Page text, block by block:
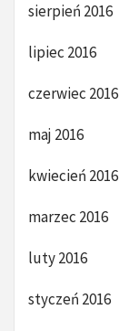
sierpień 2016
lipiec 2016
czerwiec 2016
maj 2016
kwiecień 2016
marzec 2016
luty 2016
styczeń 2016